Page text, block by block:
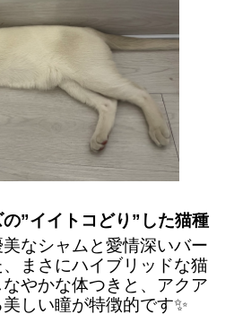
”イイトコどり”した猫種
美なシャムと愛情深いバー
まさにハイブリッドな猫
やかな体つきと、アクア
しい瞳が特徴的です✨